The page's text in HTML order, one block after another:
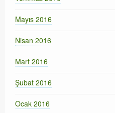
Mayıs 2016
Nisan 2016
Mart 2016
Şubat 2016
Ocak 2016